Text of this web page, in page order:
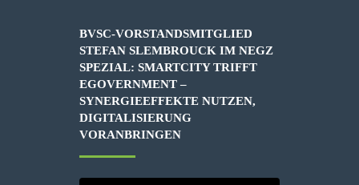
BVSC-VORSTANDSMITGLIED
STEFAN SLEMBROUCK IM NEGZ
SPEZIAL: SMARTCITY TRIFFT
EGOVERNMENT –
SYNERGIEEFFEKTE NUTZEN,
DIGITALISIERUNG
VORANBRINGEN